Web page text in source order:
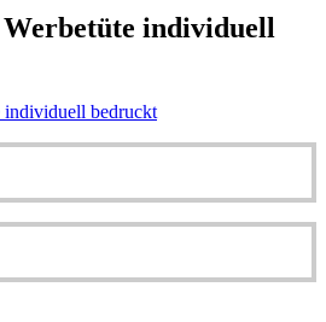
individuell
bedruckt